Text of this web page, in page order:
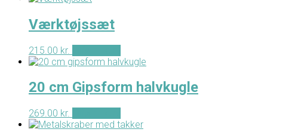
Værktøjssæt
215.00 kr.
20 cm Gipsform halvkugle
269.00 kr.